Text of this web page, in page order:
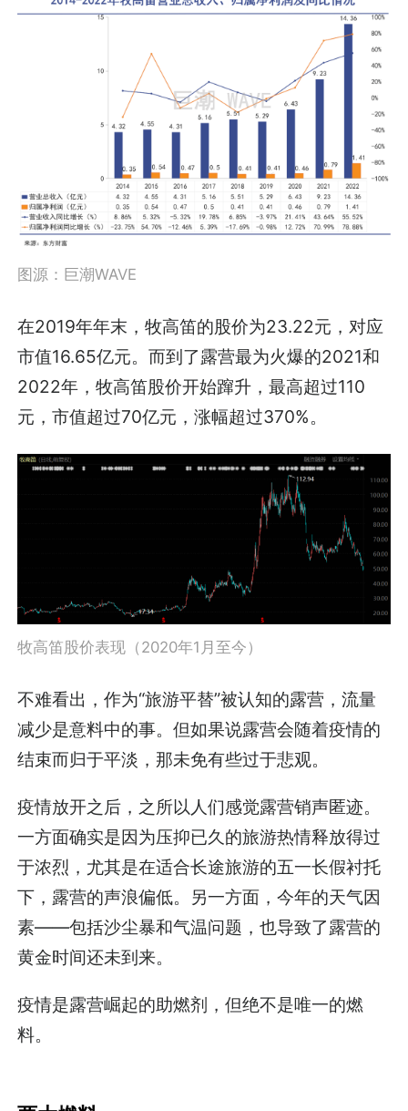
图源：巨潮WAVE
在2019年年末，牧高笛的股价为23.22元，对应
市值16.65亿元。而到了露营最为火爆的2021和
2022年，牧高笛股价开始蹿升，最高超过110
元，市值超过70亿元，涨幅超过370%。
牧高笛股价表现（2020年1月至今）
不难看出，作为“旅游平替”被认知的露营，流量
减少是意料中的事。但如果说露营会随着疫情的
结束而归于平淡，那未免有些过于悲观。
疫情放开之后，之所以人们感觉露营销声匿迹。
一方面确实是因为压抑已久的旅游热情释放得过
于浓烈，尤其是在适合长途旅游的五一长假衬托
下，露营的声浪偏低。另一方面，今年的天气因
素——包括沙尘暴和气温问题，也导致了露营的
黄金时间还未到来。
疫情是露营崛起的助燃剂，但绝不是唯一的燃
料。